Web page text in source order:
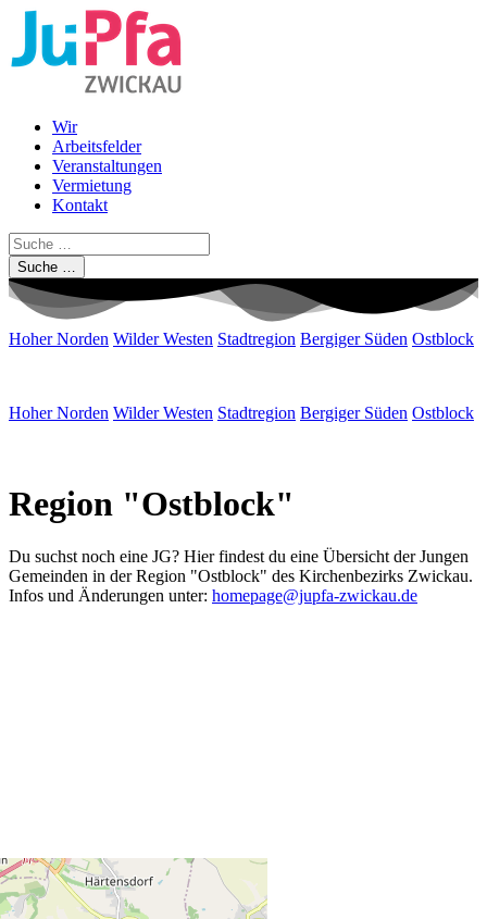
Wir
Arbeitsfelder
Veranstaltungen
Vermietung
Kontakt
Suche …
Hoher Norden Wilder Westen Stadtregion Bergiger Süden Ostblock
Hoher Norden Wilder Westen Stadtregion Bergiger Süden Ostblock
Region "Ostblock"
Du suchst noch eine JG? Hier findest du eine Übersicht der Jungen
Gemeinden in der Region "Ostblock" des Kirchenbezirks Zwickau.
Infos und Änderungen unter: homepage@jupfa-zwickau.de